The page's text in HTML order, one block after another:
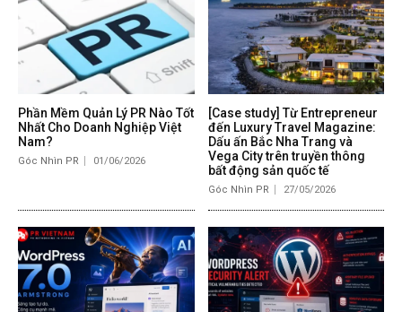
Phần Mềm Quản Lý PR Nào Tốt
Nhất Cho Doanh Nghiệp Việt
Nam?
Góc Nhìn PR 01/06/2026
[Case study] Từ Entrepreneur
đến Luxury Travel Magazine:
Dấu ấn Bắc Nha Trang và
Vega City trên truyền thông
bất động sản quốc tế
Góc Nhìn PR 27/05/2026